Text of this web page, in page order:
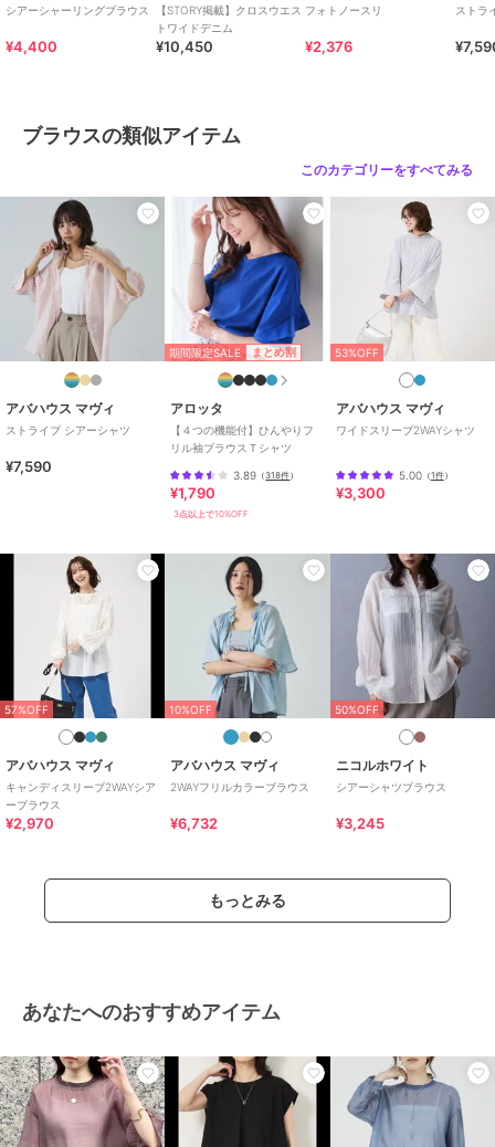
シアーシャーリングブラウス
¥4,400
【STORY掲載】クロスウエス
トワイドデニム
¥10,450
フォトノースリ
¥2,376
ストラ
ブラウスの類似アイテム
このカテゴリーをすべてみる
アバハウス マヴィ
ストライプ シアーシャツ
¥7,590
期間限定SALE まとめ割
アロッタ
【４つの機能付】ひんやりフ
リル袖ブラウスＴシャツ
3.89 （318件）
¥1,790
3点以上で10%OFF
53%OFF
アバハウス マヴィ
ワイドスリーブ2WAYシャツ
5.00（1件）
¥3,300
57%OFF
アバハウス マヴィ
キャンディスリーブ2WAYシア
ーブラウス
¥2,970
10%OFF
アバハウス マヴィ
2WAYフリルカラーブラウス
¥6,732
50%OFF
ニコルホワイト
シアーシャツブラウス
¥3,245
もっとみる
あなたへのおすすめアイテム